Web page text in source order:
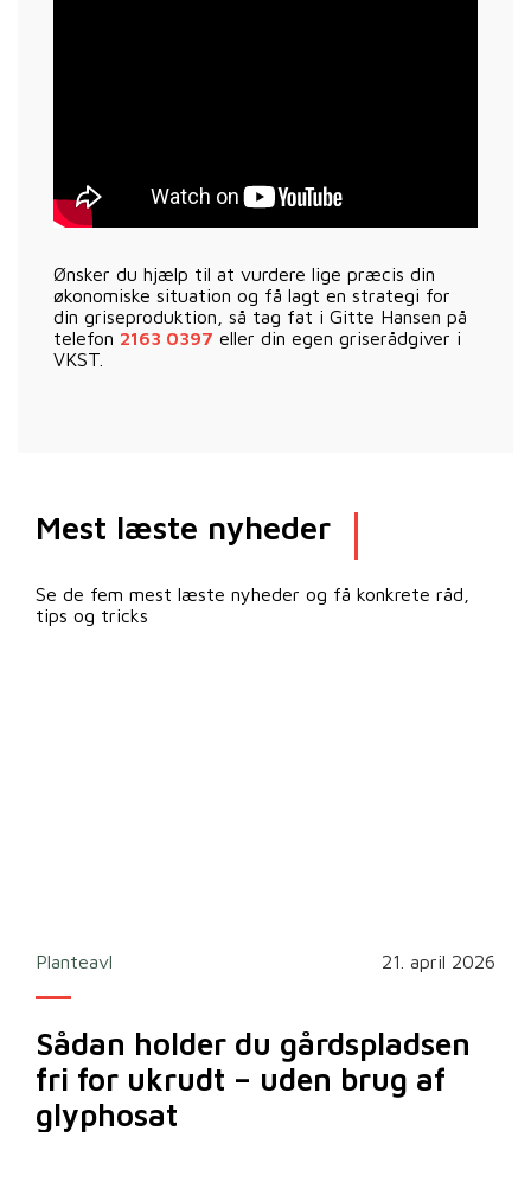
Ønsker du hjælp til at vurdere lige præcis din
økonomiske situation og få lagt en strategi for
din griseproduktion, så tag fat i Gitte Hansen på
telefon 2163 0397 eller din egen griserådgiver i
VKST.
Mest læste nyheder
Se de fem mest læste nyheder og få konkrete råd,
tips og tricks
Planteavl 21. april 2026
Sådan holder du gårdspladsen
fri for ukrudt – uden brug af
glyphosat